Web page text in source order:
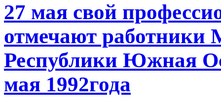
27 мая свой
отмечают работники
Республики Южная
мая 1992года